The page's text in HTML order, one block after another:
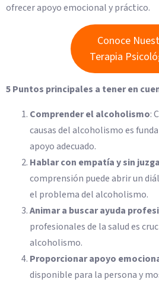
ofrecer apoyo emocional y práctico.
Conoce
Terapia
5 Puntos principales a tener en
Comprender el alcoholismo:
causas del alcoholismo es
apoyo adecuado.
Hablar con empatía y sin
comprensión puede abrir un
el problema del alcoholismo.
Animar a buscar ayuda
profesionales de la salud es
alcoholismo.
Proporcionar apoyo
disponible para la persona y